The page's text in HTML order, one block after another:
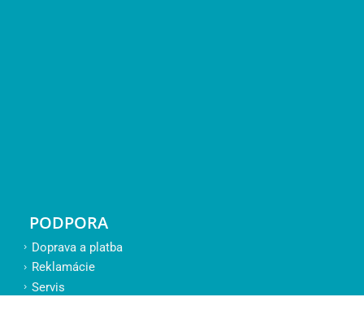
PODPORA
Doprava a platba
Reklamácie
Servis